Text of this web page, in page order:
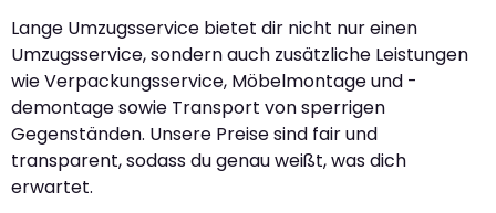
Lange Umzugsservice bietet dir nicht nur einen
Umzugsservice, sondern auch zusätzliche Leistungen
wie Verpackungsservice, Möbelmontage und -
demontage sowie Transport von sperrigen
Gegenständen. Unsere Preise sind fair und
transparent, sodass du genau weißt, was dich
erwartet.